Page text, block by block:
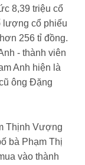
8,39 triệu cổ
lượng cổ phiếu
256 tỉ đồng.
- thành viên
Anh hiện là
ông Đặng
Thịnh Vượng
bà Phạm Thị
vào thành